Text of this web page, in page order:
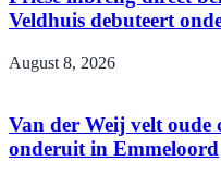
Veldhuis debuteert
August 8, 2026
Van der Weij velt
onderuit in Emmeloord